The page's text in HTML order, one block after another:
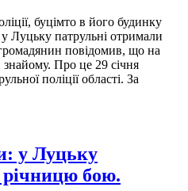
буцімто в його будинку
Луцьку патрульні отримали
повідомив, що на
знайому. Про це 29 січня
поліції області. За
у Луцьку
бою.